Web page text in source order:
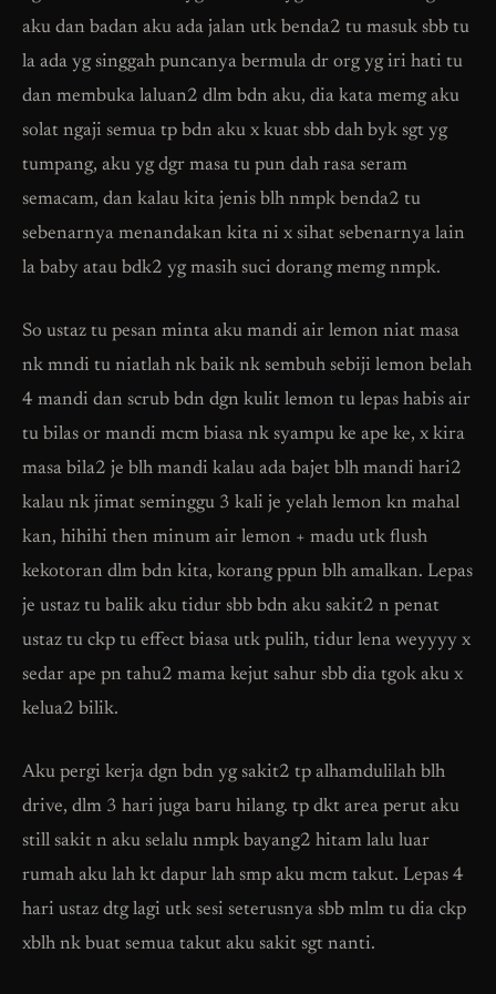
aku dan badan aku ada jalan utk benda2 tu masuk sbb tu
la ada yg singgah puncanya bermula dr org yg iri hati tu
dan membuka laluan2 dlm bdn aku, dia kata memg aku
solat ngaji semua tp bdn aku x kuat sbb dah byk sgt yg
tumpang, aku yg dgr masa tu pun dah rasa seram
semacam, dan kalau kita jenis blh nmpk benda2 tu
sebenarnya menandakan kita ni x sihat sebenarnya lain
la baby atau bdk2 yg masih suci dorang memg nmpk.
So ustaz tu pesan minta aku mandi air lemon niat masa
nk mndi tu niatlah nk baik nk sembuh sebiji lemon belah
4 mandi dan scrub bdn dgn kulit lemon tu lepas habis air
tu bilas or mandi mcm biasa nk syampu ke ape ke, x kira
masa bila2 je blh mandi kalau ada bajet blh mandi hari2
kalau nk jimat seminggu 3 kali je yelah lemon kn mahal
kan, hihihi then minum air lemon + madu utk flush
kekotoran dlm bdn kita, korang ppun blh amalkan. Lepas
je ustaz tu balik aku tidur sbb bdn aku sakit2 n penat
ustaz tu ckp tu effect biasa utk pulih, tidur lena weyyyy x
sedar ape pn tahu2 mama kejut sahur sbb dia tgok aku x
kelua2 bilik.
Aku pergi kerja dgn bdn yg sakit2 tp alhamdulilah blh
drive, dlm 3 hari juga baru hilang. tp dkt area perut aku
still sakit n aku selalu nmpk bayang2 hitam lalu luar
rumah aku lah kt dapur lah smp aku mcm takut. Lepas 4
hari ustaz dtg lagi utk sesi seterusnya sbb mlm tu dia ckp
xblh nk buat semua takut aku sakit sgt nanti.